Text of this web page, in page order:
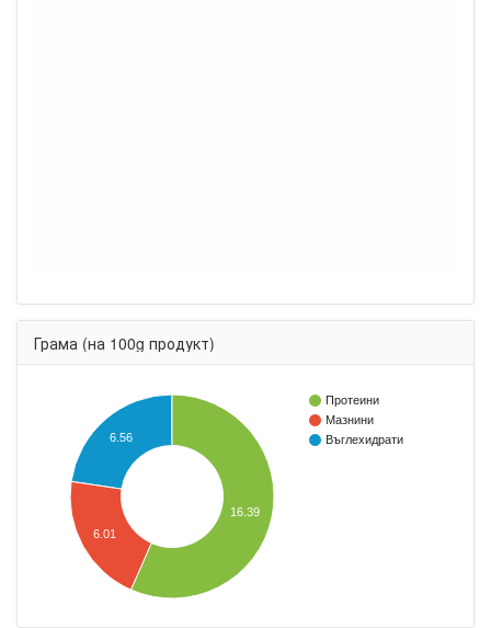
Грама (на 100g продукт)
Протеини
Мазнини
Въглехидрати
6.56
6.01
16.39